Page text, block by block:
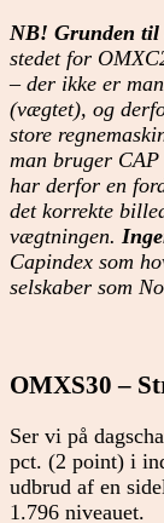
NB! Grunden til
stedet for
– der ikke er
(vægtet), og
store
man bruger
har derfor en
det korrekte
vægtningen.
Capindex som
selskaber som
OMXS30 –
Ser vi på
pct. (2 point) i
udbrud af en
1.796 niveauet.